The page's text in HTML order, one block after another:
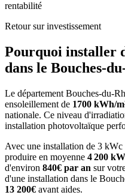
rentabilité
Retour sur investissement
Pourquoi installer
dans le Bouches-
Le département Bouches-du-
ensoleillement de 1700 kWh/
nationale. Ce niveau
installation photovoltaïque
Avec une installation de 3
produire en moyenne 4 200
d'environ 840€ par an sur
d'une installation dans le
13 200€ avant aides.